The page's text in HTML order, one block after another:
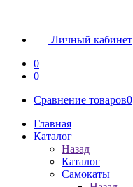
Личный кабинет
0
0
Сравнение товаров0
Главная
Каталог
Назад
Каталог
Самокаты